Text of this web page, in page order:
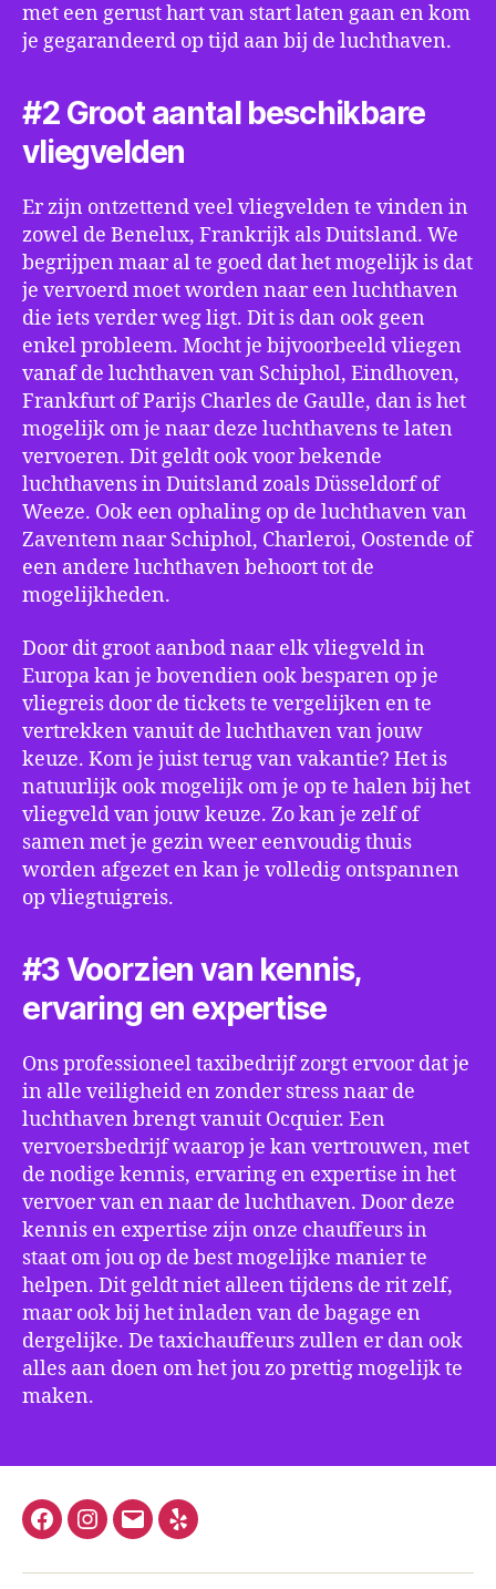
met een gerust hart van start laten gaan en kom
je gegarandeerd op tijd aan bij de luchthaven.
#2 Groot aantal beschikbare
vliegvelden
Er zijn ontzettend veel vliegvelden te vinden in
zowel de Benelux, Frankrijk als Duitsland. We
begrijpen maar al te goed dat het mogelijk is dat
je vervoerd moet worden naar een luchthaven
die iets verder weg ligt. Dit is dan ook geen
enkel probleem. Mocht je bijvoorbeeld vliegen
vanaf de luchthaven van Schiphol, Eindhoven,
Frankfurt of Parijs Charles de Gaulle, dan is het
mogelijk om je naar deze luchthavens te laten
vervoeren. Dit geldt ook voor bekende
luchthavens in Duitsland zoals Düsseldorf of
Weeze. Ook een ophaling op de luchthaven van
Zaventem naar Schiphol, Charleroi, Oostende of
een andere luchthaven behoort tot de
mogelijkheden.
Door dit groot aanbod naar elk vliegveld in
Europa kan je bovendien ook besparen op je
vliegreis door de tickets te vergelijken en te
vertrekken vanuit de luchthaven van jouw
keuze. Kom je juist terug van vakantie? Het is
natuurlijk ook mogelijk om je op te halen bij het
vliegveld van jouw keuze. Zo kan je zelf of
samen met je gezin weer eenvoudig thuis
worden afgezet en kan je volledig ontspannen
op vliegtuigreis.
#3 Voorzien van kennis,
ervaring en expertise
Ons professioneel taxibedrijf zorgt ervoor dat je
in alle veiligheid en zonder stress naar de
luchthaven brengt vanuit Ocquier. Een
vervoersbedrijf waarop je kan vertrouwen, met
de nodige kennis, ervaring en expertise in het
vervoer van en naar de luchthaven. Door deze
kennis en expertise zijn onze chauffeurs in
staat om jou op de best mogelijke manier te
helpen. Dit geldt niet alleen tijdens de rit zelf,
maar ook bij het inladen van de bagage en
dergelijke. De taxichauffeurs zullen er dan ook
alles aan doen om het jou zo prettig mogelijk te
maken.
FacebookInstagram
E-
Yelp